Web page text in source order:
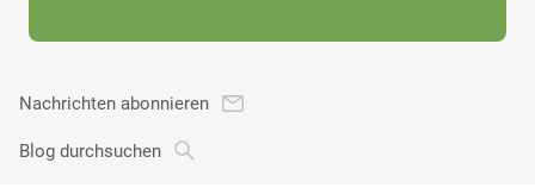
Nachrichten abonnieren
Blog durchsuchen